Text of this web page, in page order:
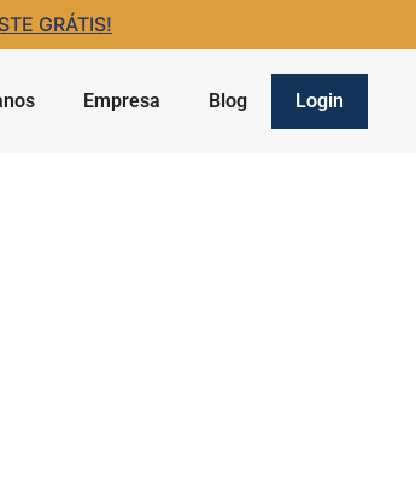
GRÁTIS!
Empresa Blog Login